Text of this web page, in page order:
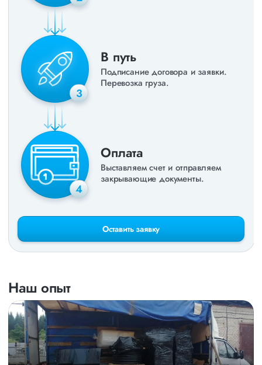
3
В путь
Подписание договора и заявки.
Перевозка груза.
4
Оплата
Выставляем счет и отправляем
закрывающие документы.
Оставить заявку
Наш опыт